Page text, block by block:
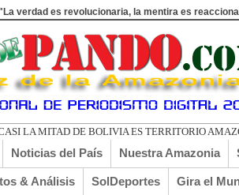
verdad es revolucionaria, la mentira es
LIBERTA
Noticias del País Nuestra Amazonia
& Análisis SolDeportes Gira el